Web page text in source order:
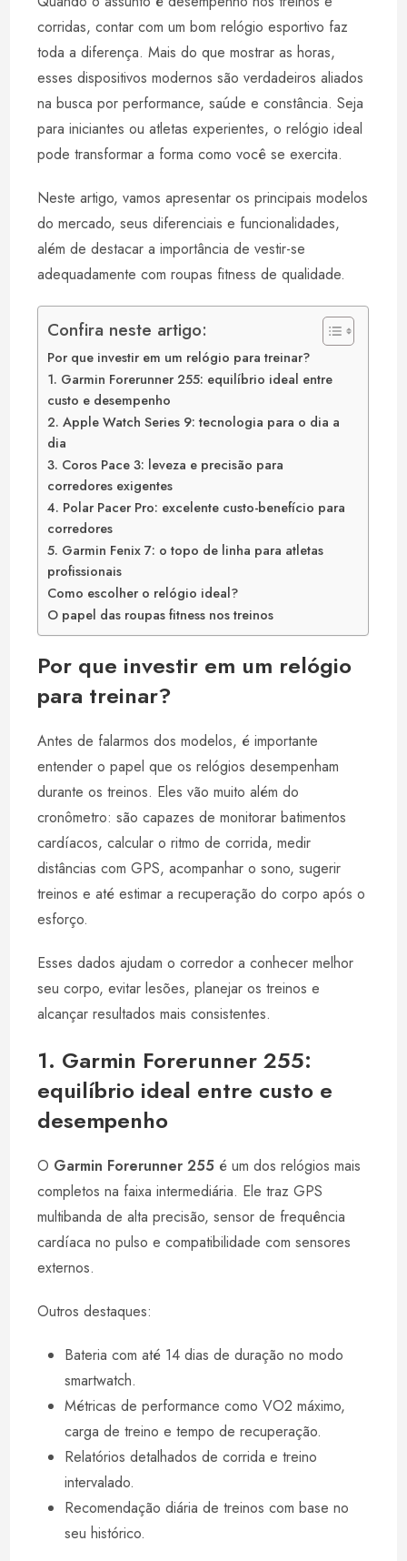
t
s
A
p
p
i
l
k
e
d
I
n
t
e
r
e
r
e
corridas, contar com um bom relógio esportivo faz
toda a diferença. Mais do que mostrar as horas,
esses dispositivos modernos são verdadeiros aliados
na busca por performance, saúde e constância. Seja
para iniciantes ou atletas experientes, o relógio ideal
pode transformar a forma como você se exercita.
Neste artigo, vamos apresentar os principais modelos
do mercado, seus diferenciais e funcionalidades,
além de destacar a importância de vestir-se
adequadamente com roupas fitness de qualidade.
Confira neste artigo:
Por que investir em um relógio para treinar?
1. Garmin Forerunner 255: equilíbrio ideal entre
custo e desempenho
2. Apple Watch Series 9: tecnologia para o dia a
dia
3. Coros Pace 3: leveza e precisão para
corredores exigentes
4. Polar Pacer Pro: excelente custo-benefício para
corredores
5. Garmin Fenix 7: o topo de linha para atletas
profissionais
Como escolher o relógio ideal?
O papel das roupas fitness nos treinos
Por que investir em um relógio
para treinar?
Antes de falarmos dos modelos, é importante
entender o papel que os relógios desempenham
durante os treinos. Eles vão muito além do
cronômetro: são capazes de monitorar batimentos
cardíacos, calcular o ritmo de corrida, medir
distâncias com GPS, acompanhar o sono, sugerir
treinos e até estimar a recuperação do corpo após o
esforço.
Esses dados ajudam o corredor a conhecer melhor
seu corpo, evitar lesões, planejar os treinos e
alcançar resultados mais consistentes.
1. Garmin Forerunner 255:
equilíbrio ideal entre custo e
desempenho
O Garmin Forerunner 255 é um dos relógios mais
completos na faixa intermediária. Ele traz GPS
multibanda de alta precisão, sensor de frequência
cardíaca no pulso e compatibilidade com sensores
externos.
Outros destaques:
Bateria com até 14 dias de duração no modo
smartwatch.
Métricas de performance como VO2 máximo,
carga de treino e tempo de recuperação.
Relatórios detalhados de corrida e treino
intervalado.
Recomendação diária de treinos com base no
seu histórico.